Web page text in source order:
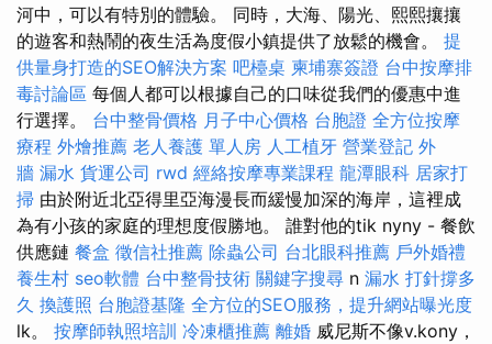
河中，可以有特別的體驗。 同時，大海、陽光、熙熙攘攘
的遊客和熱鬧的夜生活為度假小鎮提供了放鬆的機會。 提
供量身打造的SEO解決方案 吧檯桌 柬埔寨簽證 台中按摩排
毒討論區 每個人都可以根據自己的口味從我們的優惠中進
行選擇。 台中整骨價格 月子中心價格 台胞證 全方位按摩
療程 外燴推薦 老人養護 單人房 人工植牙 營業登記 外
牆 漏水 貨運公司 rwd 經絡按摩專業課程 龍潭眼科 居家打
掃 由於附近北亞得里亞海漫長而緩慢加深的海岸，這裡成
為有小孩的家庭的理想度假勝地。 誰對他的tik nyny - 餐飲
供應鏈 餐盒 徵信社推薦 除蟲公司 台北眼科推薦 戶外婚禮
養生村 seo軟體 台中整骨技術 關鍵字搜尋 n 漏水 打針撐多
久 換護照 台胞證基隆 全方位的SEO服務，提升網站曝光度
lk。 按摩師執照培訓 冷凍櫃推薦 離婚 威尼斯不像v.kony，